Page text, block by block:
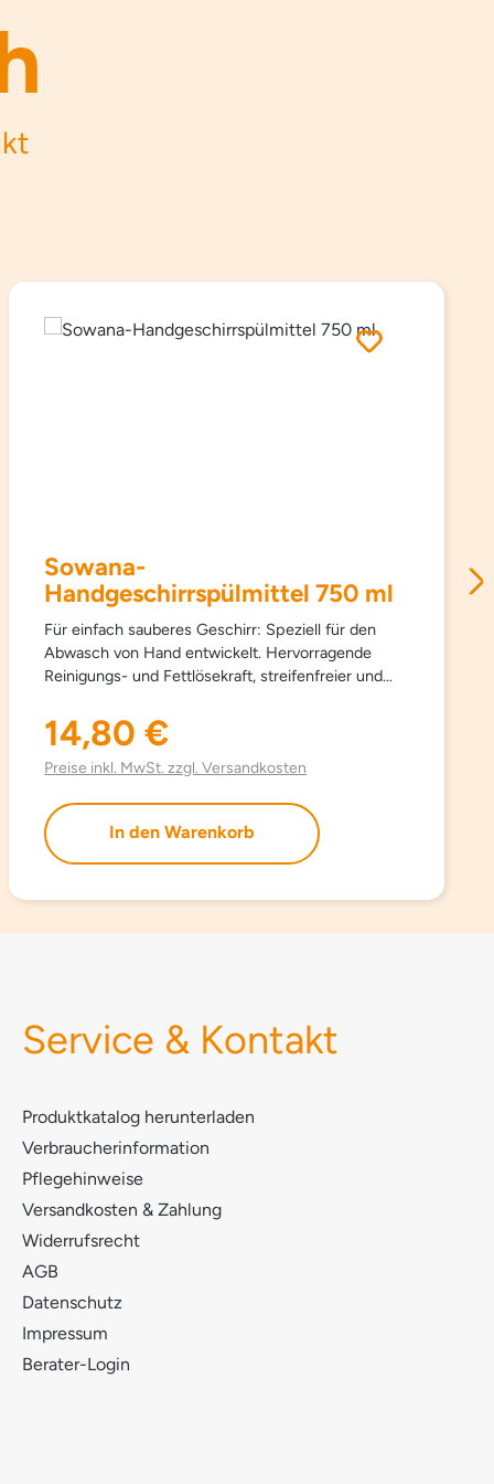
Sowana-
Handgeschirrspülmittel 750 ml
Für einfach sauberes Geschirr: Speziell für den
Abwasch von Hand entwickelt. Hervorragende
Reinigungs- und Fettlösekraft, streifenfreier und
Verschmutzungen und Fettrückstände. Handmild,
phosphatfrei, besonders sparsam im Verbrauch.
EINSATZBEREICH Flüssiges
Geschirr. DOSIERUNG Nur wenige Tropfen
genügen. INHALTSSTOFFE AQUA SODIUM C14-17
ALKYL SEC SULFONATE SODIUM LAURETH
BENZISOTHIAZOLINONE CITRAL HEXYL
dimethylcyclohex-3-ene-1 carbaldehyde SODIUM
HYDROXIDE
Regulärer Preis:
14,80 €
Preise inkl. MwSt. zzgl. Versandkosten
In den Warenkorb
Service & Kontakt
Produktkatalog herunterladen
Verbraucherinformation
Pflegehinweise
Versandkosten & Zahlung
Widerrufsrecht
AGB
Datenschutz
Impressum
Berater-Login